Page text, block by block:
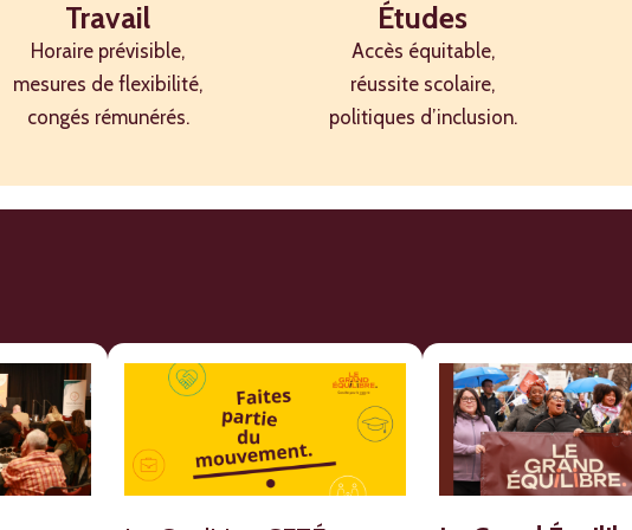
concilier sainement les différentes sphères de sa vie.
une étape clef dans l’amélioration des conditions de vie, de
jonglent avec des responsabilités familiales, professionnelles,
Travail
Horaire prévisible,
mesures de flexibilité,
congés rémunérés.
Études
Accès équitable,
réussite scolaire,
politiques d’inclusion.